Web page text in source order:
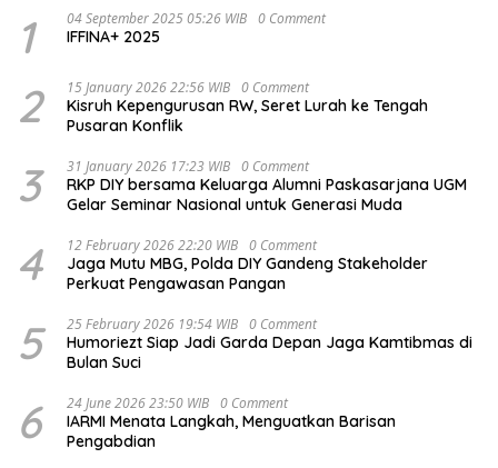
1 04 September 2025 05:26 WIB 0 Comment
IFFINA+ 2025
2 15 January 2026 22:56 WIB 0 Comment
Kisruh Kepengurusan RW, Seret Lurah ke Tengah
Pusaran Konflik
3 31 January 2026 17:23 WIB 0 Comment
RKP DIY bersama Keluarga Alumni Paskasarjana UGM
Gelar Seminar Nasional untuk Generasi Muda
4 12 February 2026 22:20 WIB 0 Comment
Jaga Mutu MBG, Polda DIY Gandeng Stakeholder
Perkuat Pengawasan Pangan
5 25 February 2026 19:54 WIB 0 Comment
Humoriezt Siap Jadi Garda Depan Jaga Kamtibmas di
Bulan Suci
6 24 June 2026 23:50 WIB 0 Comment
IARMI Menata Langkah, Menguatkan Barisan
Pengabdian